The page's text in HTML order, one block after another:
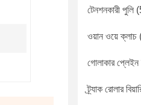
টেনশনকারী পুলি
ওয়ান ওয়ে ক্লাচ
গোলাকার প্লেইন
ট্র্যাক রোলার